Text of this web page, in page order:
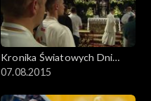
Kronika Światowych Dni
Młodzieży
07.08.2015